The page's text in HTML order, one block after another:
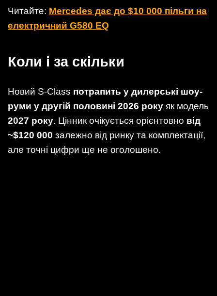
Читайте: Mercedes дає до $10 000 пільги на
електричний G580 EQ
Коли і за скільки
Новий S-Class потрапить у дилерські шоу-
руми у другій половині 2026 року як модель
2027 року. Цінник очікується орієнтовно від
~$120 000 залежно від ринку та комплектації,
але точні цифри ще не оголошено.